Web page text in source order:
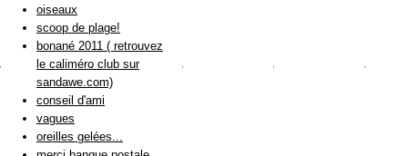
oiseaux
scoop de plage!
bonané 2011 ( retrouvez
le caliméro club sur
sandawe.com)
conseil d'ami
vagues
oreilles gelées...